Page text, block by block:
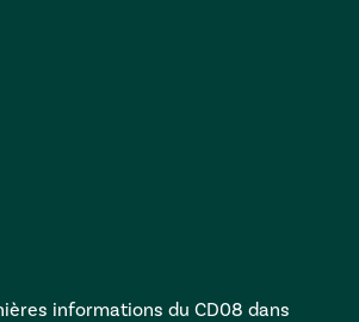
informations du CD08 dans